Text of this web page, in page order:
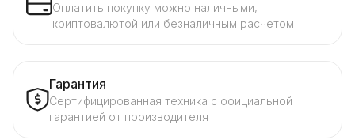
Оплатить покупку можно наличными,
криптовалютой или безналичным расчетом
Гарантия
Сертифицированная техника с официальной
гарантией от производителя